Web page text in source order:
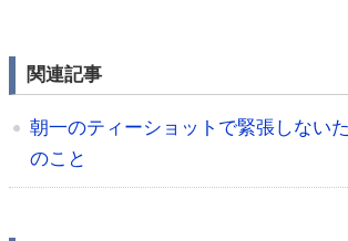
関連記事
朝一のティーショットで緊張しない
のこと